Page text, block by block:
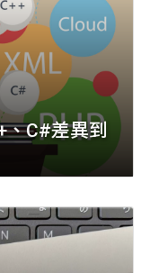
、C#差異到